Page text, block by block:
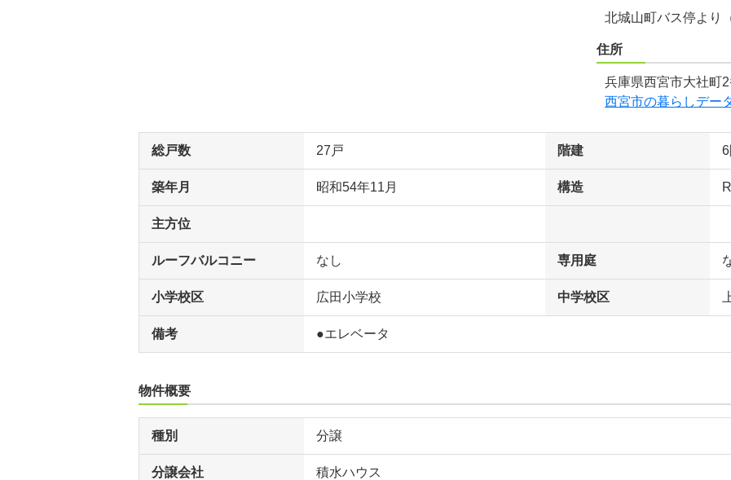
北城山町バス停より
住所
兵庫県西宮市大社町
西宮市の暮らしデー
総戸数 27戸 階建
築年月 昭和54年11月 構造
主方位
ルーフバルコニー なし 専用庭
小学校区 広田小学校 中学校区
備考 ●エレベータ
物件概要
種別 分譲
分譲会社 積水ハウス